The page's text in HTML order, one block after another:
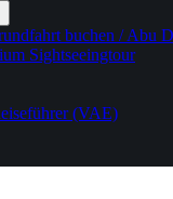
buchen / Abu
Sightseeingtour
(VAE)